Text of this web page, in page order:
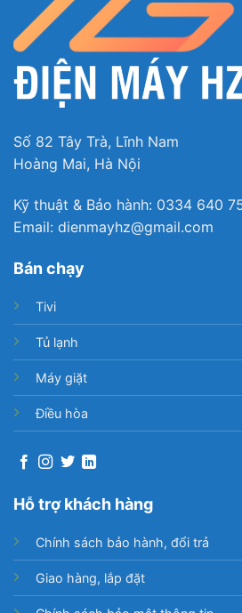
Khe thoát nước bố trí phù hợp,
Số 82 Tây Trà, Lĩnh Nam
Hoàng Mai, Hà Nội
Kỹ thuật & Bảo hành: 0334 640
Email: dienmayhz@gmail.com
Bán chạy
Tivi
Tủ lạnh
Máy giặt
Điều hòa
Hỗ trợ khách hàng
Chính sách bảo hành, đổi trả
Giao hàng, lắp đặt